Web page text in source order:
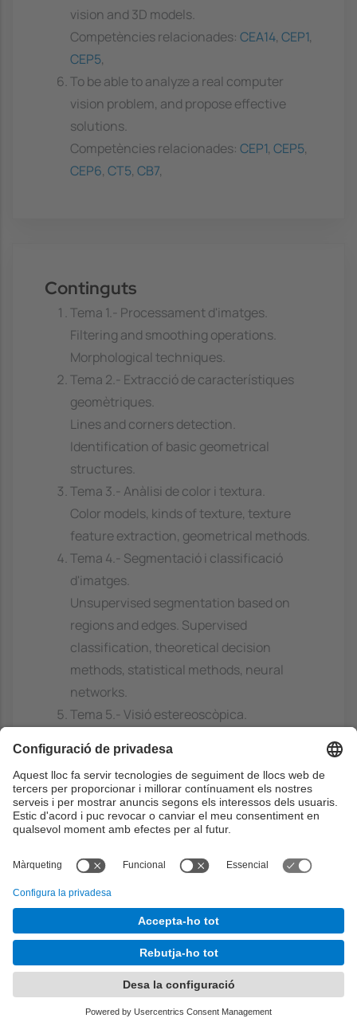
vision and 3D models.
Competències relacionades: CEA14, CEP1,
CEP5,
To be able to analyze a real computer
vision problem, and propose effective
solutions.
Competències relacionades: CEP1, CEP5,
CEP6, CT5, CB7,
Continguts
Tema 1.- Processament d'imatges.
Filtering and smoothing operations.
Morphological techniques.
Tema 2.- Extracció de característiques
geomètriques.
Lines and corners detection.
Identification of basic geometrical
structures.
Tema 3.- Anàlisi de color i textura.
Color models, kinds of texture, texture
feature extraction, geometrical methods.
Tema 4.- Segmentació i classificació
d'imatges.
Unsupervised segmentation based on
regions and edges. Supervised
classification, theoretical decision
methods, statistical methods, neural
networks.
Tema 5.- Visió estereoscòpica.
epipolar geometry, image rectification,
search for correspondences,
triangulation.
Tema 6.- Percepció i modelatge
Range images generation, extraction of
geometric elements, automatic scene
generation, scene recognition,
geometrical hashing.